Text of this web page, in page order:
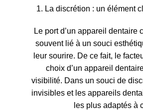
1. La discrétion : un élément
Le port d’un appareil dentaire
souvent lié à un souci
leur sourire. De ce fait, le
choix d’un appareil
visibilité. Dans un souci de
invisibles et les appareils
les plus adaptés à